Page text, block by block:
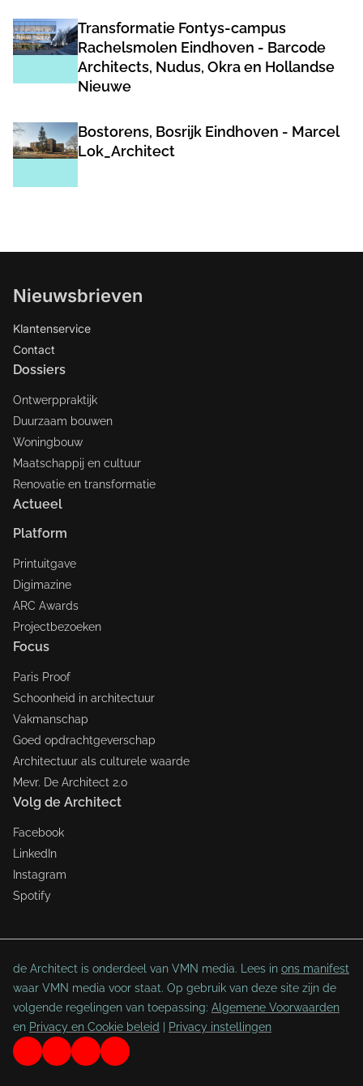
Transformatie Fontys-campus
Rachelsmolen Eindhoven - Barcode
Architects, Nudus, Okra en Hollandse
Nieuwe
Bostorens, Bosrijk Eindhoven - Marcel
Lok_Architect
Nieuwsbrieven
Klantenservice
Contact
Dossiers
Ontwerppraktijk
Duurzaam bouwen
Woningbouw
Maatschappij en cultuur
Renovatie en transformatie
Actueel
Platform
Printuitgave
Digimazine
ARC Awards
Projectbezoeken
Focus
Paris Proof
Schoonheid in architectuur
Vakmanschap
Goed opdrachtgeverschap
Architectuur als culturele waarde
Mevr. De Architect 2.0
Volg de Architect
Facebook
LinkedIn
Instagram
Spotify
de Architect is onderdeel van VMN media. Lees in ons manifest
waar VMN media voor staat. Op gebruik van deze site zijn de
volgende regelingen van toepassing: Algemene Voorwaarden
en Privacy en Cookie beleid Privacy instellingen